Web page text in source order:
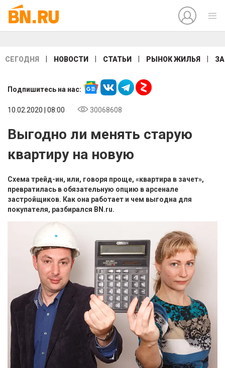
СЕГОДНЯ НОВОСТИ СТАТЬИ РЫНОК ЖИЛЬЯ
Подпишитесь на нас:
10.02.2020 | 08:00 30068608
Выгодно ли менять старую
квартиру на новую
Схема трейд-ин, или, говоря проще, «квартира в зачет»,
превратилась в обязательную опцию в арсенале
застройщиков. Как она работает и чем выгодна для
покупателя, разбирался BN.ru.